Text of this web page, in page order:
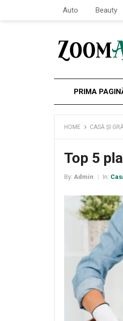
Auto Beauty
PRIMA
HOME CASĂ ȘI
Top 5
By: Admin In: